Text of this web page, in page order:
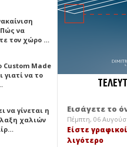
να
τον χώρο …
Custom Made
γιατί να το
να γίνεται η
χαλιών
Εισάγετε το
Πέμπτη, 06
Είστε
λιγότερο